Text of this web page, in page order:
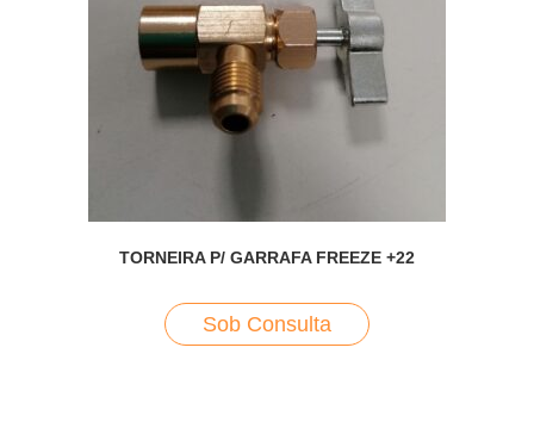
TORNEIRA P/ GARRAFA FREEZE +22
Sob Consulta